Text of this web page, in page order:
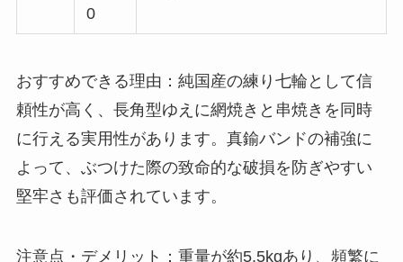
0
おすすめできる理由：純国産の練り七輪として信
頼性が高く、長角型ゆえに網焼きと串焼きを同時
に行える実用性があります。真鍮バンドの補強に
よって、ぶつけた際の致命的な破損を防ぎやすい
堅牢さも評価されています。
注意点・デメリット：重量が約5.5kgあり、頻繁に